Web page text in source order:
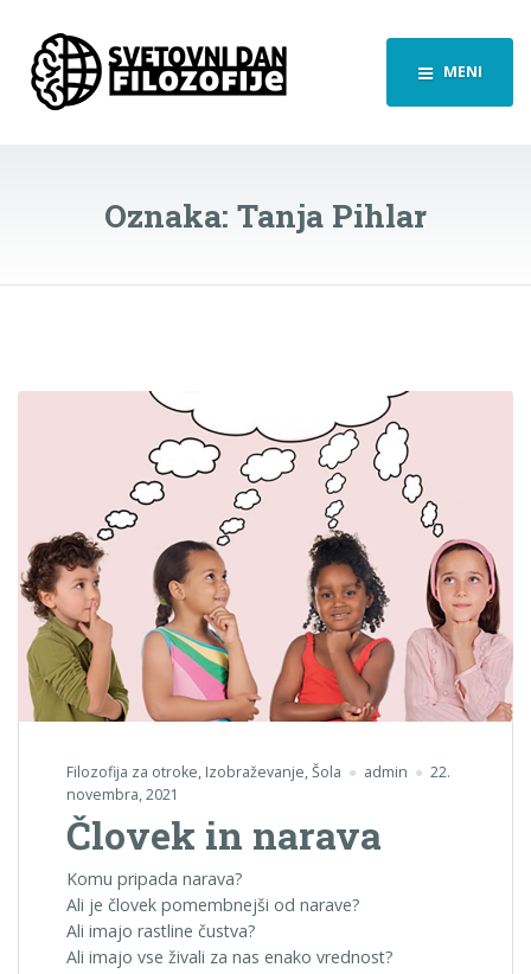
MENI
Oznaka: Tanja Pihlar
Filozofija za otroke, Izobraževanje,Šola admin
22.
novembra, 2021
Človek in narava
Komu pripada narava?
Ali je človek pomembnejši od narave?
Ali imajo rastline čustva?
Ali imajo vse živali za nas enako vrednost?